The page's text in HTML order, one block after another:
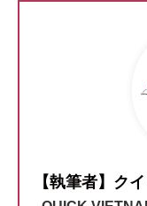
【執筆者】ク